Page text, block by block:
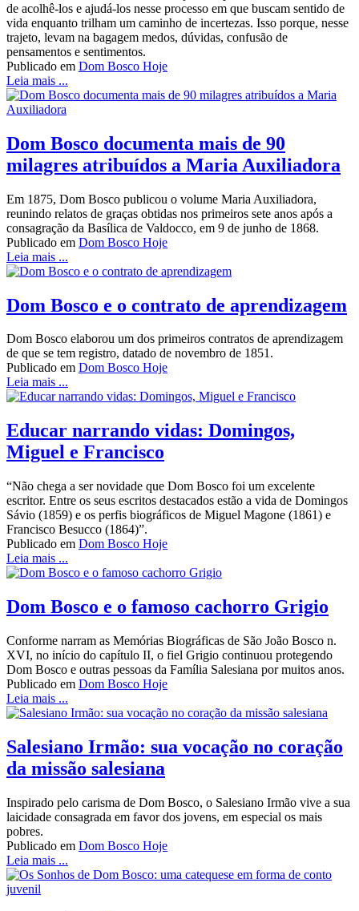
de acolhê-los e ajudá-los nesse processo em que buscam sentido de
vida enquanto trilham um caminho de incertezas. Isso porque, nesse
trajeto, levam na bagagem medos, dúvidas, confusão de
pensamentos e sentimentos.
Publicado em Dom Bosco Hoje
Leia mais ...
Dom Bosco documenta mais de 90
milagres atribuídos a Maria Auxiliadora
Em 1875, Dom Bosco publicou o volume Maria Auxiliadora,
reunindo relatos de graças obtidas nos primeiros sete anos após a
consagração da Basílica de Valdocco, em 9 de junho de 1868.
Publicado em Dom Bosco Hoje
Leia mais ...
Dom Bosco e o contrato de aprendizagem
Dom Bosco elaborou um dos primeiros contratos de aprendizagem
de que se tem registro, datado de novembro de 1851.
Publicado em Dom Bosco Hoje
Leia mais ...
Educar narrando vidas: Domingos,
Miguel e Francisco
“Não chega a ser novidade que Dom Bosco foi um excelente
escritor. Entre os seus escritos destacados estão a vida de Domingos
Sávio (1859) e os perfis biográficos de Miguel Magone (1861) e
Francisco Besucco (1864)”.
Publicado em Dom Bosco Hoje
Leia mais ...
Dom Bosco e o famoso cachorro Grigio
Conforme narram as Memórias Biográficas de São João Bosco n.
XVI, no início do capítulo II, o fiel Grigio continuou protegendo
Dom Bosco e outras pessoas da Família Salesiana por muitos anos.
Publicado em Dom Bosco Hoje
Leia mais ...
Salesiano Irmão: sua vocação no coração
da missão salesiana
Inspirado pelo carisma de Dom Bosco, o Salesiano Irmão vive a sua
laicidade consagrada em favor dos jovens, em especial os mais
pobres.
Publicado em Dom Bosco Hoje
Leia mais ...